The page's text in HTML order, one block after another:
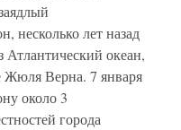
несколько лет назад
Атлантический океан,
Жюля Верна. 7 января
около 3
города